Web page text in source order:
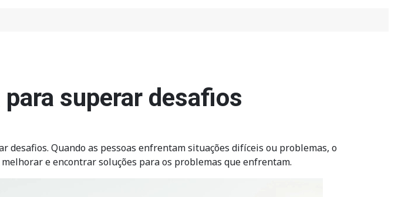
superar desafios
desafios. Quando as pessoas enfrentam situações difíceis ou problemas, o
e encontrar soluções para os problemas que enfrentam.